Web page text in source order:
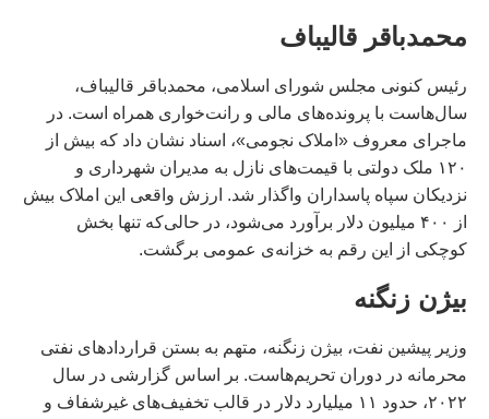
محمدباقر قالیباف
رئیس کنونی مجلس شورای اسلامی، محمدباقر قالیباف،
سال‌هاست با پرونده‌های مالی و رانت‌خواری همراه است. در
ماجرای معروف «املاک نجومی»، اسناد نشان داد که بیش از
۱۲۰ ملک دولتی با قیمت‌های نازل به مدیران شهرداری و
نزدیکان سپاه پاسداران واگذار شد. ارزش واقعی این املاک بیش
از ۴۰۰ میلیون دلار برآورد می‌شود، در حالی‌که تنها بخش
کوچکی از این رقم به خزانه‌ی عمومی برگشت.
بیژن زنگنه
وزیر پیشین نفت، بیژن زنگنه، متهم به بستن قراردادهای نفتی
محرمانه در دوران تحریم‌هاست. بر اساس گزارشی در سال
۲۰۲۲، حدود ۱۱ میلیارد دلار در قالب تخفیف‌های غیرشفاف و